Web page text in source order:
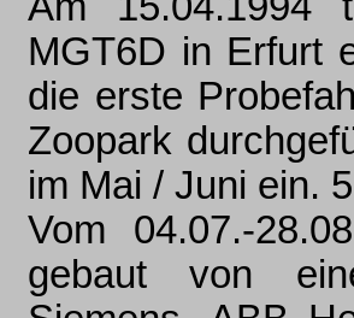
MGT6D in Erfurt
die erste
Zoopark
im Mai / Juni ein.
Vom 04.07.-
gebaut von